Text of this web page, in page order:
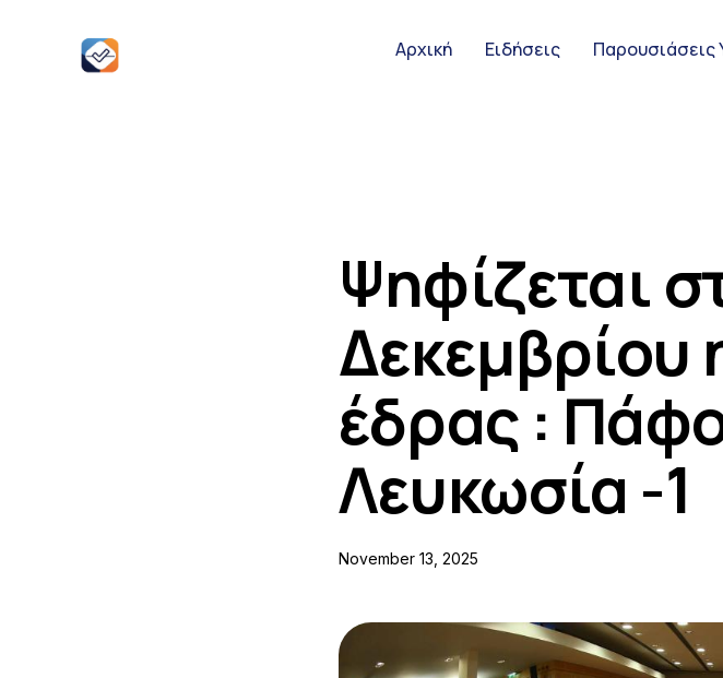
Αρχική Ειδήσεις
Παρουσιάσεις
Podcast Υποψηφίων
Επικοινωνία
Ψηφίζεται
Δεκεμβρίου
έδρας :
Λευκωσία -1
November 13, 2025